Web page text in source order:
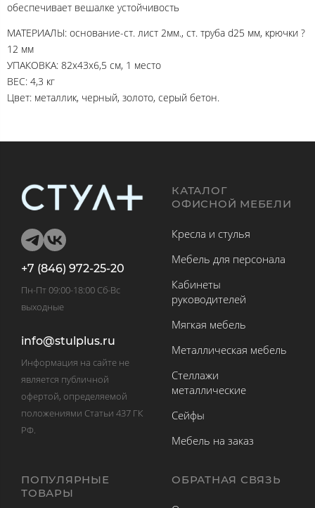
обеспечивает вешалке устойчивость
МАТЕРИАЛЫ: основание-ст. лист 2мм., ст. труба d25 мм, крючки ?
12 мм
УПАКОВКА: 82х43х6,5 см, 1 место
ВЕС: 4,3 кг
Цвет: металлик, черный, золото, серый бетон.
+7 (846) 972-25-20
Пн-Пт 09:00-18:00 Сб-Вс
выходные
info@stulplus.ru
Информация на сайте не
является публичной
офертой, определяемой
положениями Статьи 437 ГК
РФ.
КАТАЛОГ
ОФИСНОЙ МЕБЕЛИ
Кресла и стулья
Мебель для персонала
Кабинеты
руководителей
Мягкая мебель
Металлическая мебель
Стеллажи
металлические
Сейфы
Мебель на заказ
ПОПУЛЯРНЫЕ
ТОВАРЫ
ОБРАТНАЯ СВЯЗЬ